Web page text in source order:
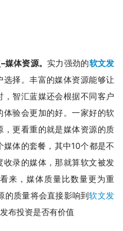
体资源。 实力强劲的软文发
择。丰富的媒体资源能够让
智汇蓝媒还会根据不同客户
验会更加的好。一家好的软
更看重的就是媒体资源的质
体的套餐，其中10个都是不
录的媒体，那就算软文被发
来，媒体质量比数量更为重
的质量将会直接影响到软文发
布投资是否有价值